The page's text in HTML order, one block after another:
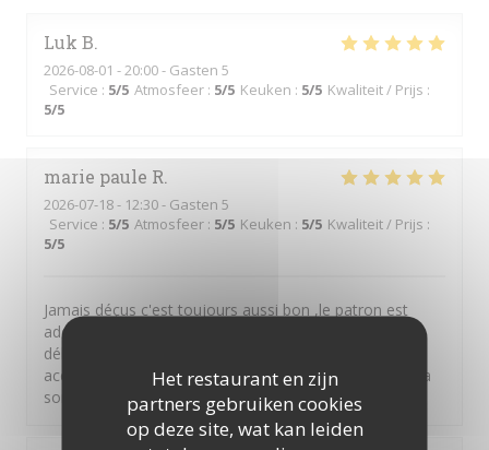
Het restaurant en zijn
partners gebruiken cookies
op deze site, wat kan leiden
Luk B
2026-08-01 - 20:00 - Gasten 5
Service : 5/5 Atmosfeer : 5/5 Keuken : 5/5 Kwaliteit / Prijs :
5/5
marie paule R
2026-07-18- 12:30 - Gasten 5
Service : 5/5 Atmosfeer : 5/5 Keuken : 5/5 Kwaliteit / Prijs :
5/5
Jamais déçus c'est toujours aussi bon ,le patron est
adorable et très serviable,les travers de cochon
délicieux,le saumon. Parfait et toujours des
accompagnements délicats et des sauces sublimes .La
sortie gastronomique parfaite